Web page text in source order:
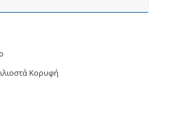
Κορυφή